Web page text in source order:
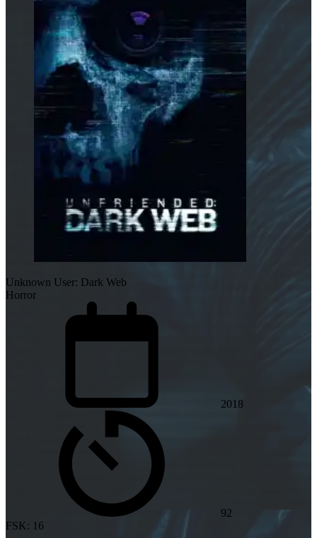
Unknown User: Dark Web
Horror
2018
92
FSK: 16